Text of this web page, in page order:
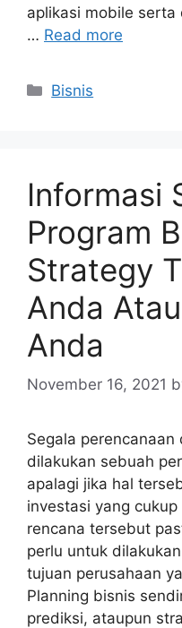
aplikasi mobile
… Read more
Categories
Bisnis
Informasi
Program
Strategy
Anda
Anda
November 16, 2021
Segala
dilakukan sebuah
apalagi jika hal
investasi yang
rencana tersebut
perlu untuk
tujuan perusahaan
Planning bisnis
prediksi, ataupun